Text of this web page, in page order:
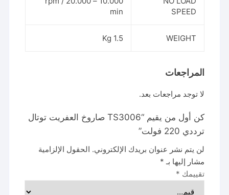
SPEED
min
WEIGHT
1.5 Kg
المراجعات
لا توجد مراجعات بعد.
كن أول من يقيم “TS3006 صاروخ العفريت توتال
ترددي 220 فولت”
لن يتم نشر عنوان بريدك الإلكتروني. الحقول الإلزامية
مشار إليها بـ *
تقييمك *